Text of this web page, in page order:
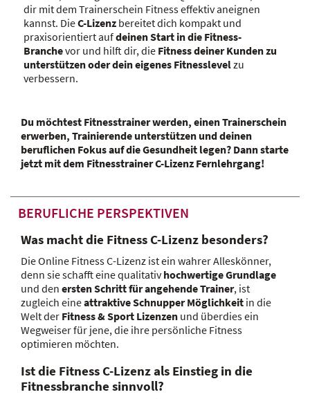
dir mit dem Trainerschein Fitness effektiv aneignen
kannst. DieC-Lizenz bereitet dich kompakt und
praxisorientiert aufdeinen Start in die Fitness-
Branchevor und hilft dir, die Fitness deiner Kunden zu
unterstützen oder dein eigenes Fitnesslevelzu
verbessern.
Du möchtest Fitnesstrainer werden, einen Trainerschein
erwerben, Trainierende unterstützen und deinen
beruflichen Fokus auf die Gesundheit legen? Dann starte
jetzt mit dem Fitnesstrainer C-Lizenz Fernlehrgang!
BERUFLICHE PERSPEKTIVEN
Was macht die Fitness C-Lizenz besonders?
Die Online Fitness C-Lizenz ist ein wahrer Alleskönner,
denn sie schafft eine qualitativhochwertige Grundlage
und den ersten Schritt für angehende Trainer, ist
zugleich eineattraktive Schnupper Möglichkeit in die
Welt der Fitness & Sport Lizenzen und überdies ein
Wegweiser für jene, die ihre persönliche Fitness
optimieren möchten.
Ist die Fitness C-Lizenz als Einstieg in die
Fitnessbranche sinnvoll?